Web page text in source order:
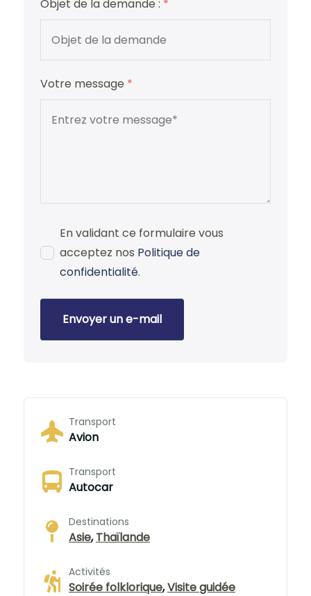
Objet de la demande : *
Votre message *
En validant ce formulaire vous
acceptez nos Politique de
confidentialité.
Envoyer un e-mail
Transport
Avion
Transport
Autocar
Destinations
Asie,Thaïlande
Activités
Soirée folklorique,Visite guidée